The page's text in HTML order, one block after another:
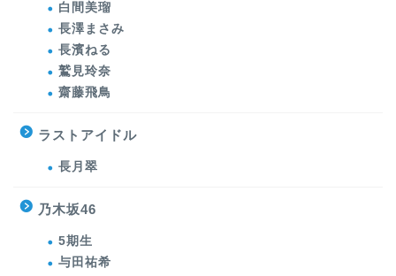
白間美瑠
長澤まさみ
長濱ねる
鷲見玲奈
齋藤飛鳥
ラストアイドル
長月翠
乃木坂46
5期生
与田祐希